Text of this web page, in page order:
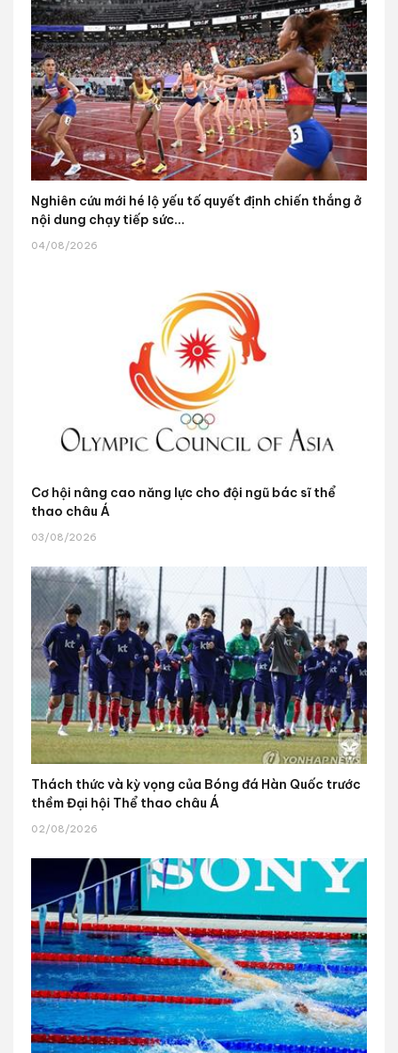
Nghiên cứu mới hé lộ yếu tố quyết định chiến thắng ở
nội dung chạy tiếp sức...
04/08/2026
Cơ hội nâng cao năng lực cho đội ngũ bác sĩ thể
thao châu Á
03/08/2026
Thách thức và kỳ vọng của Bóng đá Hàn Quốc trước
thềm Đại hội Thể thao châu Á
02/08/2026